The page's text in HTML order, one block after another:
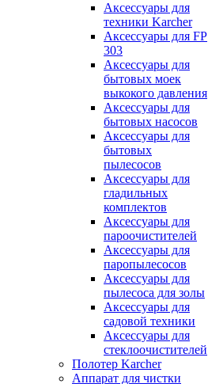
Аксессуары для
техники Karcher
Аксессуары для FP
303
Аксессуары для
бытовых моек
выкокого давления
Аксессуары для
бытовых насосов
Аксессуары для
бытовых
пылесосов
Аксессуары для
гладильных
комплектов
Аксессуары для
пароочистителей
Аксессуары для
паропылесосов
Аксессуары для
пылесоса для золы
Аксессуары для
садовой техники
Аксессуары для
стеклоочистителей
Полотер Karcher
Аппарат для чистки